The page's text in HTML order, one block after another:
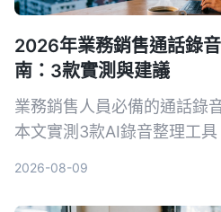
2026年業務銷售通話錄
南：3款實測與建議
業務銷售人員必備的通話錄
本文實測3款AI錄音整理工
2026-08-09